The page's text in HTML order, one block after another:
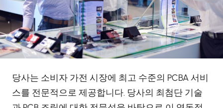
당사는 소비자 가전 시장에 최고 수준의 PCBA 서비
스를 전문적으로 제공합니다. 당사의 최첨단 기술